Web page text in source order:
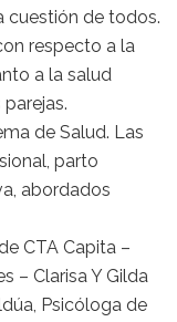
de todos.
respecto a la
a la salud
de Salud. Las
parto
abordados
CTA Capita –
– Clarisa Y Gilda
Psicóloga de